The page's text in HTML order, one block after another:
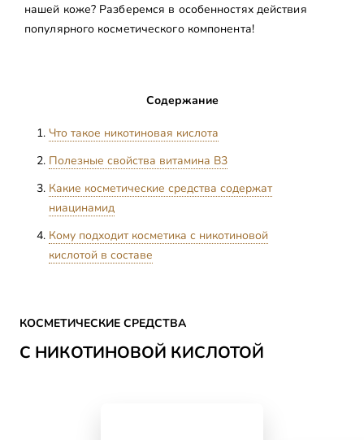
нашей коже? Разберемся в особенностях действия
популярного косметического компонента!
Содержание
Что такое никотиновая кислота
Полезные свойства витамина B3
Какие косметические средства содержат
ниацинамид
Кому подходит косметика с никотиновой
кислотой в составе
С НИКОТИНОВОЙ КИСЛОТОЙ
КОСМЕТИЧЕСКИЕ СРЕДСТВА